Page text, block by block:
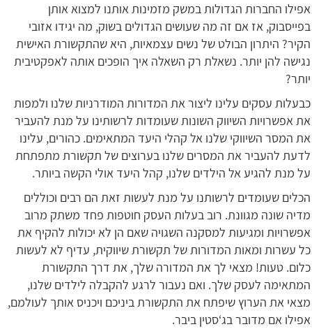
אפילו החברות הגדולות במשק מזמינות אותנו למצוא אותן
בפייסבוק, אז אם זה מה שעושים הגדולים בשוק, מה יגידו אזובי
הקיר? היתרון הבולט של נשים עצמאיות, היא שהתקשורת האישית
נגישה להן יותר. נשאלת רק השאלה איך הופכים אותה לאפקטיבית
יותר?
כבעלות עסקים עלינו ליצור את המדורות המודרניות שלנו ולמפות
את אפשרויות השיווק השונות שעומדות לרשותינו על מנת להעביר
את המסר השיווקי שלנו אל קהלי היעד המתאימים. כהורים, עלינו
לדעת להעביר את המסרים שלנו בערוצים של תקשורת מתפתחת
על מנת להגיע אל הילדים שלנו, קהל היעד אולי הקשה ביותר.
הכלים שעומדים לרשותנו על מנת לעשות זאת הם רבים וכוללים
מדיה שונה מגוונת. רוב בעלות העסק חוטפות פחד משתק מרוב
אפשרויות ומגיעות למסקנה השגויה שאם הן לא יכולות להקיף את
כל עשרות ומאות המדורות של תקשורת שיווקית, עדיף לא לעשות
כלום. טעות! מצאי לך את המדורה שלך, את דרך התקשורת
המתאימה לעסק שלך. ואם נעבור לרגע להקבלה לילדים שלנו,
מצאי את הערוץ שיפתח את התקשורת ביניכם ויכניס אותך לעולמם,
אפילו אם מדובר בג‘סטין ביבר.